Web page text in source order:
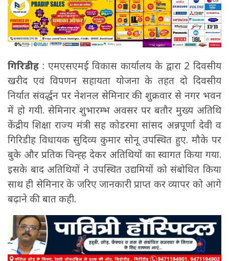
गिरिडीह : एमएसएमई विकास कार्यालय के द्वारा 2 दिवसीय
खरीद एवं विपणन सहायता योजना के तहत दो दिवसीय
निर्यात संवर्द्धन पर नेशनल सेमिनार की शुक्रवार से नगर भवन
में हो गयी. सेमिनार शुभारम्भ अवसर पर बतौर मुख्य अतिथि
केंद्रीय शिक्षा राज्य मंत्री सह कोडरमा सांसद अन्नपूर्णा देवी व
गिरिडीह विधायक सुदिव्य कुमार सोनू उपस्थित हुए. मौके पर
बुके और प्रतिक चिन्ह्ह देकर अतिथियों का स्वागत किया गया.
इसके बाद अतिथियों ने उपस्थित उद्यमियों को संबोधित किया
साथ ही सेमिनार के जरिए जानकारी प्राप्त कर व्यापर को आगे
बढ़ाने की बात कही.